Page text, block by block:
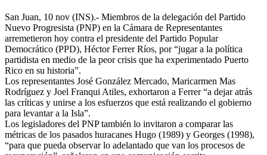
San Juan, 10 nov (INS).- Miembros de la delegación del Partido
Nuevo Progresista (PNP) en la Cámara de Representantes
arremetieron hoy contra el presidente del Partido Popular
Democrático (PPD), Héctor Ferrer Ríos, por “jugar a la política
partidista en medio de la peor crisis que ha experimentado Puerto
Rico en su historia”.
Los representantes José González Mercado, Maricarmen Mas
Rodríguez y Joel Franqui Atiles, exhortaron a Ferrer “a dejar atrás
las críticas y unirse a los esfuerzos que está realizando el gobierno
para levantar a la Isla”.
Los legisladores del PNP también lo invitaron a comparar las
métricas de los pasados huracanes Hugo (1989) y Georges (1998),
“para que pueda observar lo adelantado que van los procesos de